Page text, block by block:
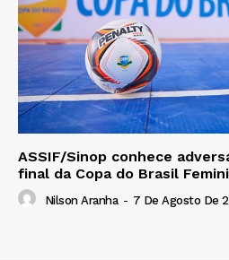
ASSIF/Sinop conhece
final da Copa do Brasil
Nilson Aranha - 7 De Agosto De